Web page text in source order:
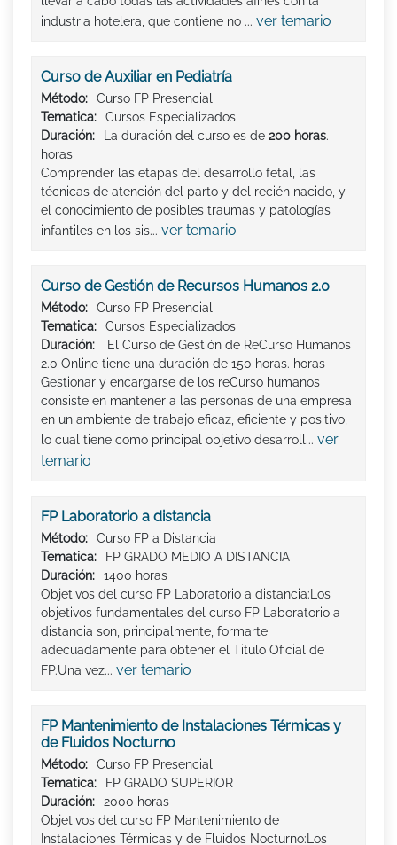
industria hotelera, que contiene no ... ver temario
Curso de Auxiliar en Pediatría
Método:
Curso FP Presencial
Tematica:
Cursos Especializados
Duración:
La duración del curso es de 200 horas.
horas
Comprender las etapas del desarrollo fetal, las
técnicas de atención del parto y del recién nacido, y
el conocimiento de posibles traumas y patologías
infantiles en los sis... ver temario
Curso de Gestión de Recursos Humanos 2.0
Método:
Curso FP Presencial
Tematica:
Cursos Especializados
Duración:
El Curso de Gestión de ReCurso Humanos
2.0 Online tiene una duración de 150 horas. horas
Gestionar y encargarse de los reCurso humanos
consiste en mantener a las personas de una empresa
en un ambiente de trabajo eficaz, eficiente y positivo,
lo cual tiene como principal objetivo desarroll... ver
temario
FP Laboratorio a distancia
Método:
Curso FP a Distancia
Tematica:
FP GRADO MEDIO A DISTANCIA
Duración:
1400 horas
Objetivos del curso FP Laboratorio a distancia:Los
objetivos fundamentales del curso FP Laboratorio a
distancia son, principalmente, formarte
adecuadamente para obtener el Titulo Oficial de
FP.Una vez... ver temario
FP Mantenimiento de Instalaciones Térmicas y
de Fluidos Nocturno
Método:
Curso FP Presencial
Tematica:
FP GRADO SUPERIOR
Duración:
2000 horas
Objetivos del curso FP Mantenimiento de
Instalaciones Térmicas y de Fluidos Nocturno:Los